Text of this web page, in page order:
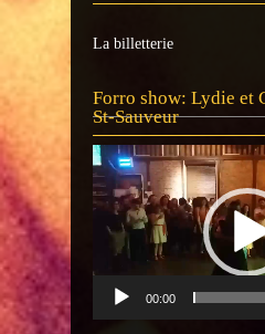
La billetterie
Forro show: Lydie et
St-Sauveur
00:00